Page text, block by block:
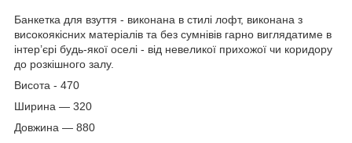
Банкетка для взуття - виконана в стилі лофт, виконана з
високоякісних матеріалів та без сумнівів гарно виглядатиме в
інтер’єрі будь-якої оселі - від невеликої прихожої чи коридору
до розкішного залу.
Висота - 470
Ширина — 320
Довжина — 880